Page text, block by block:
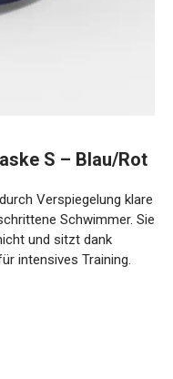
Verspiegelung
beschlägt nicht
– ideal für